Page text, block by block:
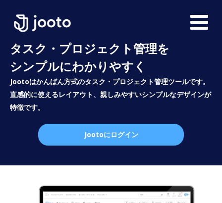
タスク・プロジェクト管理を
シンプルにわかりやすく
Jootoはかんばん方式のタスク・プロジェクト管理ツールです。
直感的に使えるレイアウト、親しみやすいシンプルなデザインが
特徴です。
Jootoにログイン